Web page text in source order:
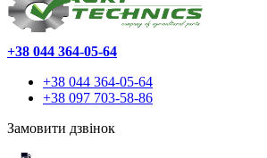
+38 044 364-05-64
+38 044 364-05-64
+38 097 703-58-86
Замовити дзвінок